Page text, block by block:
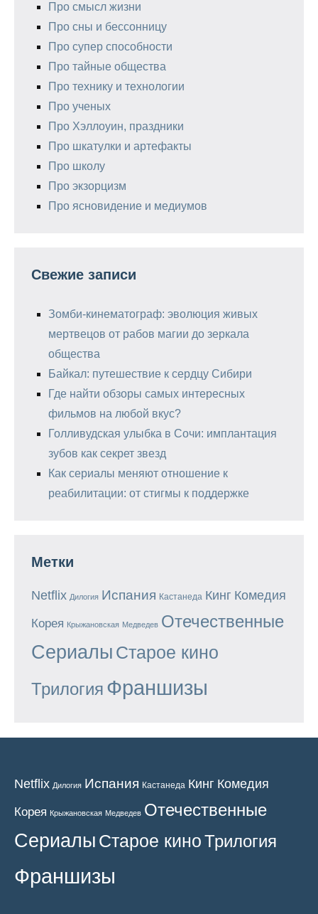
Про смысл жизни
Про сны и бессонницу
Про супер способности
Про тайные общества
Про технику и технологии
Про ученых
Про Хэллоуин, праздники
Про шкатулки и артефакты
Про школу
Про экзорцизм
Про ясновидение и медиумов
Свежие записи
Зомби-кинематограф: эволюция живых
мертвецов от рабов магии до зеркала
общества
Байкал: путешествие к сердцу Сибири
Где найти обзоры самых интересных
фильмов на любой вкус?
Голливудская улыбка в Сочи: имплантация
зубов как секрет звезд
Как сериалы меняют отношение к
реабилитации: от стигмы к поддержке
Метки
Netflix Дилогия Испания Кастанеда Кинг Комедия
Корея Крыжановская Медведев Отечественные
Сериалы Старое кино
Трилогия Франшизы
Netflix Дилогия Испания Кастанеда Кинг Комедия
Корея Крыжановская Медведев Отечественные
Сериалы Старое киноТрилогия
Франшизы